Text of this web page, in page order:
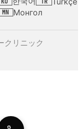
MN Монгол
クリニック